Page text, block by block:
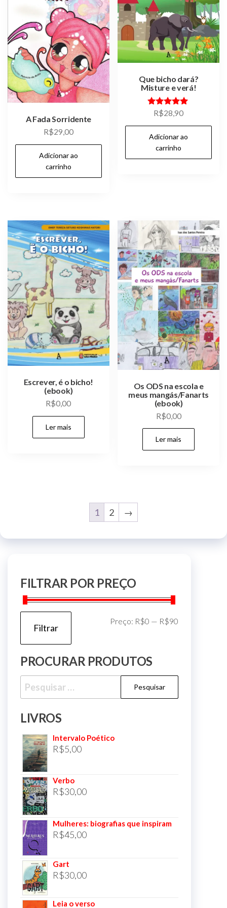
A Fada Sorridente
R$29,00
Adicionar ao
carrinho
Que bicho dará?
Misture e verá!
Avaliação
5.00
de 5
R$28,90
Adicionar ao
carrinho
Escrever, é o bicho!
(ebook)
R$0,00
Ler mais
Os ODS na escola e
meus mangás/Fanarts
(ebook)
R$0,00
Ler mais
1 2 →
FILTRAR POR PREÇO
Filtrar
Preço: R$0 — R$90
PROCURAR PRODUTOS
Pesquisar
por:
LIVROS
Intervalo Poético
R$5,00
Verbo
R$30,00
Mulheres: biografias que inspiram
R$45,00
Gart
R$30,00
Leia o verso